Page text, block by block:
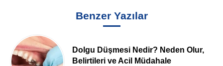
Benzer Yazılar
Dolgu Düşmesi Nedir? Neden Olur,
Belirtileri ve Acil Müdahale